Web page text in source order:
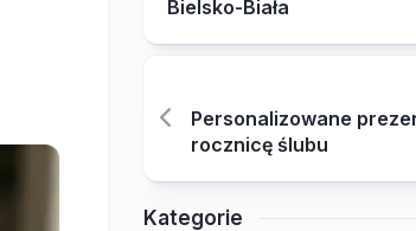
Bielsko-Biała
Personalizowane
rocznicę ślubu
Kategorie